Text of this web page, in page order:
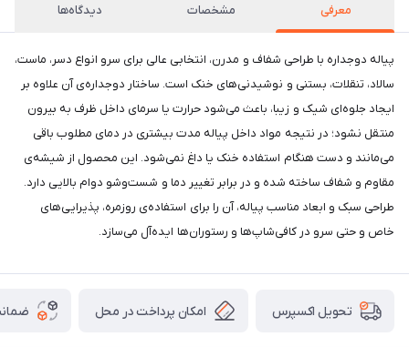
معرفی مشخصات دیدگاه‌ها
پیاله دوجداره با طراحی شفاف و مدرن، انتخابی عالی برای سرو انواع دسر، ماست،
سالاد، تنقلات، بستنی و نوشیدنی‌های خنک است. ساختار دوجداره‌ی آن علاوه بر
ایجاد جلوه‌ای شیک و زیبا، باعث می‌شود حرارت یا سرمای داخل ظرف به بیرون
منتقل نشود؛ در نتیجه مواد داخل پیاله مدت بیشتری در دمای مطلوب باقی
می‌مانند و دست هنگام استفاده خنک یا داغ نمی‌شود. این محصول از شیشه‌ی
مقاوم و شفاف ساخته شده و در برابر تغییر دما و شست‌وشو دوام بالایی دارد.
طراحی سبک و ابعاد مناسب پیاله، آن را برای استفاده‌ی روزمره، پذیرایی‌های
خاص و حتی سرو در کافی‌شاپ‌ها و رستوران‌ها ایده‌آل می‌سازد.
تحویل اکسپرس امکان پرداخت در محل